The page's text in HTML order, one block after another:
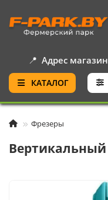
📍 Адрес
КАТАЛОГ
Фрезеры
Вертикальный